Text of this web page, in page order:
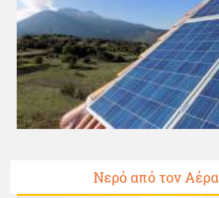
Νερό από τον Αέρα